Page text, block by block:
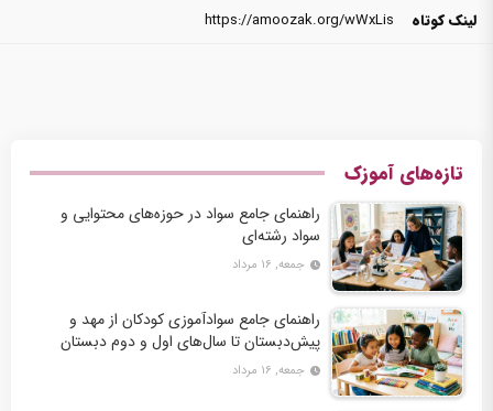
لینک کوتاه
https://amoozak.org/wWxLis
تازه‌های آموزک
راهنمای جامع سواد در حوزه‌های محتوایی و
سواد رشته‌ای
جمعه, ۱۶ مرداد
راهنمای جامع سوادآموزی کودکان از مهد و
پیش‌دبستان تا سال‌های اول و دوم دبستان
جمعه, ۱۶ مرداد